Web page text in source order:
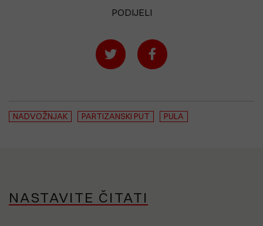
PODIJELI
NADVOŽNJAK PARTIZANSKI PUT PULA
NASTAVITE ČITATI